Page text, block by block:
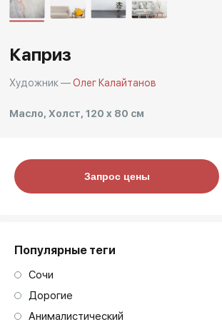
Каприз
Художник —Олег Калайтанов
Масло, Холст, 120 x 80 см
Цена за багетЗапрос цены
Популярные теги
Сочи
Дорогие
Анималистический